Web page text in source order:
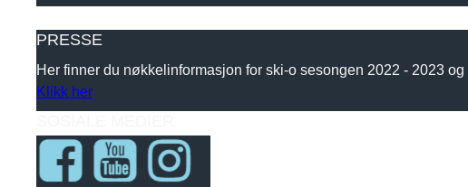
PRESSE
Her finner du nøkkelinformasjon for ski-o sesongen 2022 - 2023
Klikk her